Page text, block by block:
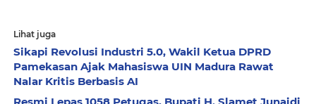
Lihat juga
Sikapi Revolusi Industri 5.0, Wakil Ketua DPRD
Pamekasan Ajak Mahasiswa UIN Madura Rawat
Nalar Kritis Berbasis AI